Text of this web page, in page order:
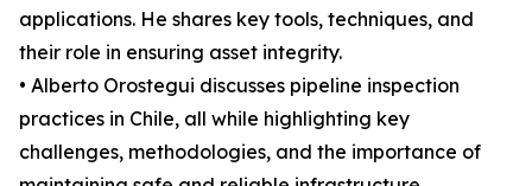
applications. He shares key tools, techniques, and
their role in ensuring asset integrity.
• Alberto Orostegui discusses pipeline inspection
practices in Chile, all while highlighting key
challenges, methodologies, and the importance of